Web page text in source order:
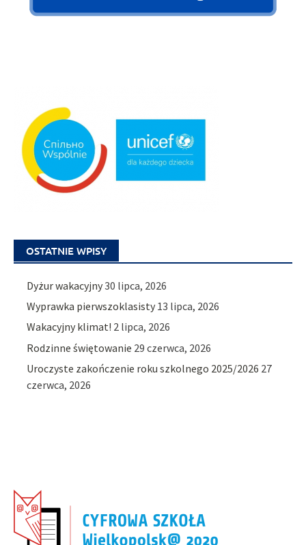
OSTATNIE WPISY
Dyżur wakacyjny30 lipca, 2026
Wyprawka pierwszoklasisty 13 lipca, 2026
Wakacyjny klimat! 2 lipca, 2026
Rodzinne świętowanie 29 czerwca, 2026
Uroczyste zakończenie roku szkolnego 2025/2026 27
czerwca, 2026